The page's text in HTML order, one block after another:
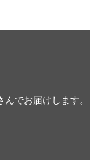
でお届けします。